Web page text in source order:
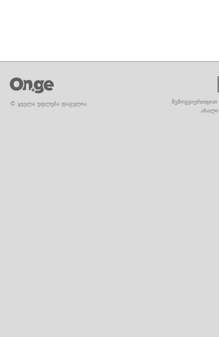
© ყველა უფლება დაცულია
შემოგვიერთდით
ახალი